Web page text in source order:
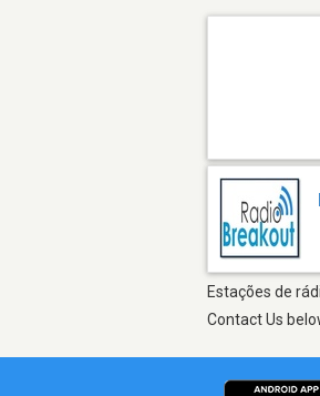
Estações de
Contact Us